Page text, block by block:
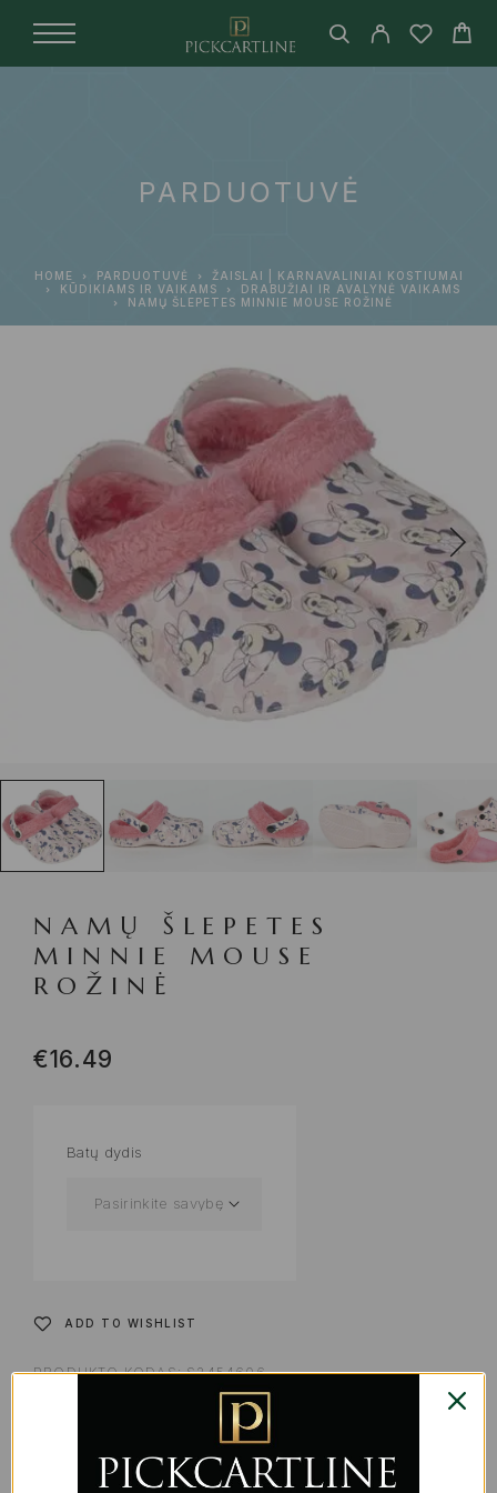
PARDUOTUVĖ
HOME PARDUOTUVĖ
ŽAISLAI | KARNAVALINIAI KOSTIUMAI
KŪDIKIAMS IR VAIKAMS
DRABUŽIAI IR AVALYNĖ VAIKAMS
NAMŲ ŠLEPETES MINNIE MOUSE ROŽINĖ
NAMŲ ŠLEPETES
MINNIE MOUSE
ROŽINĖ
€16.49
Batų dydis
ADD TO WISHLIST
PRODUKTO KODAS:S2454606
DRABUŽIAI IR AVALYNĖ VAIKAMS
ŽAISLAI | KARNAVALINIAI
LICENCIJUOTI GAMINIAI